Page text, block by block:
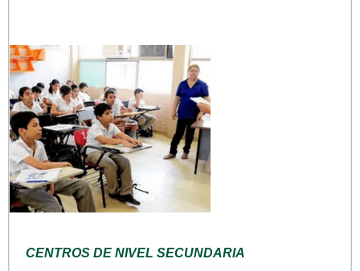
CENTROS DE NIVEL SECUNDARIA